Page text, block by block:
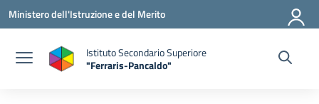
Vai ai contenuti
Vai al menu di navigazione
Vai al footer
Ministero dell'Istruzione e del Merito
Istituto Secondario Superiore
"Ferraris-Pancaldo"